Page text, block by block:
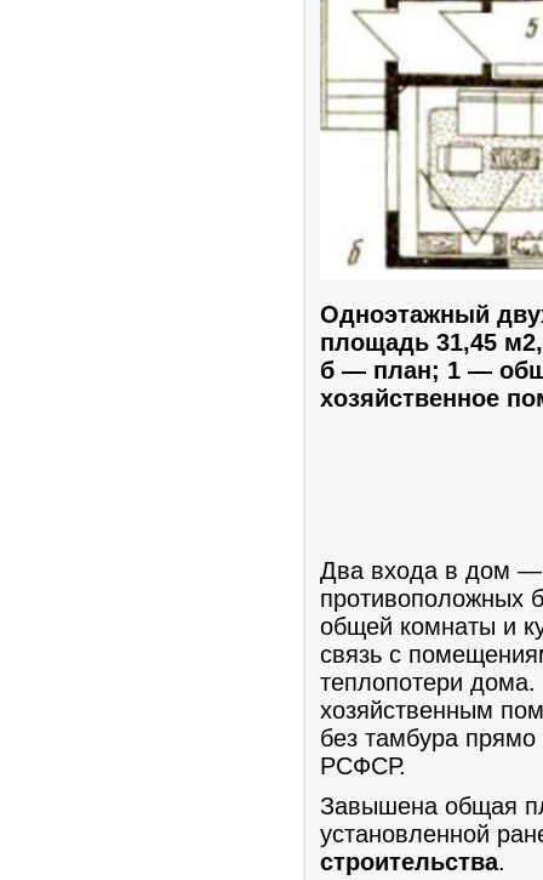
Одноэтажный
площадь 31,45
б — план; 1 —
хозяйственное
Два входа в дом —
противоположных
общей комнаты и
связь с
теплопотери дома.
хозяйственным
без тамбура прямо
РСФСР.
Завышена общая
установленной
строительства.